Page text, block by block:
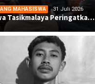
MAHASISWA 31 Juli 2026
Tasikmalaya Peringatka…